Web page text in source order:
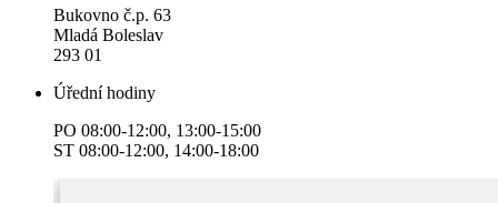
Bukovno č.p. 63
Mladá Boleslav
293 01
Úřední hodiny
PO 08:00-12:00, 13:00-15:00
ST 08:00-12:00, 14:00-18:00